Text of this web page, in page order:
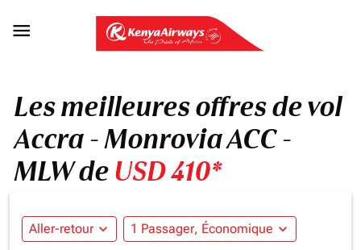

Les meilleures offres de vol
Accra - Monrovia ACC -
MLW deUSD 410*
Aller-retour expand_more 1 Passager, Économique expand_more